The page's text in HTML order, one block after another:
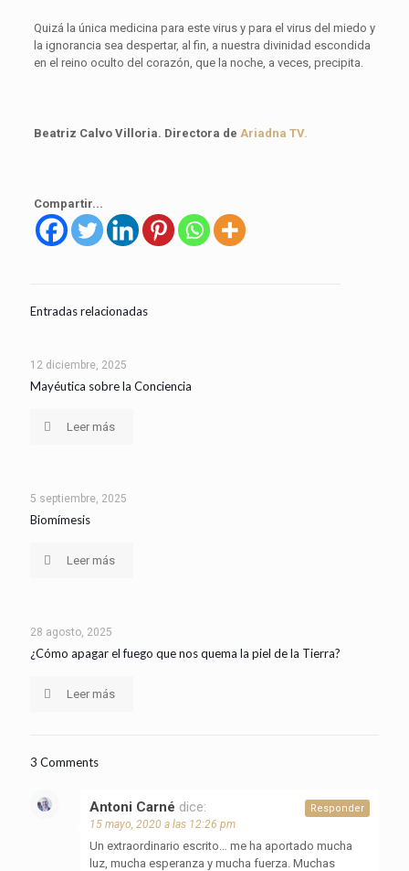
Quizá la única medicina para este virus y para el virus del miedo y
la ignorancia sea despertar, al fin, a nuestra divinidad escondida
en el reino oculto del corazón, que la noche, a veces, precipita.
Beatriz Calvo Villoria. Directora de Ariadna TV.
Compartir...
Entradas relacionadas
12 diciembre, 2025
Mayéutica sobre la Conciencia
Leer más
5 septiembre, 2025
Biomímesis
Leer más
28 agosto, 2025
¿Cómo apagar el fuego que nos quema la piel de la Tierra?
Leer más
3 Comments
Antoni Carné dice:
15 mayo, 2020 a las 12:26 pm
Un extraordinario escrito… me ha aportado mucha
luz, mucha esperanza y mucha fuerza. Muchas
Responder